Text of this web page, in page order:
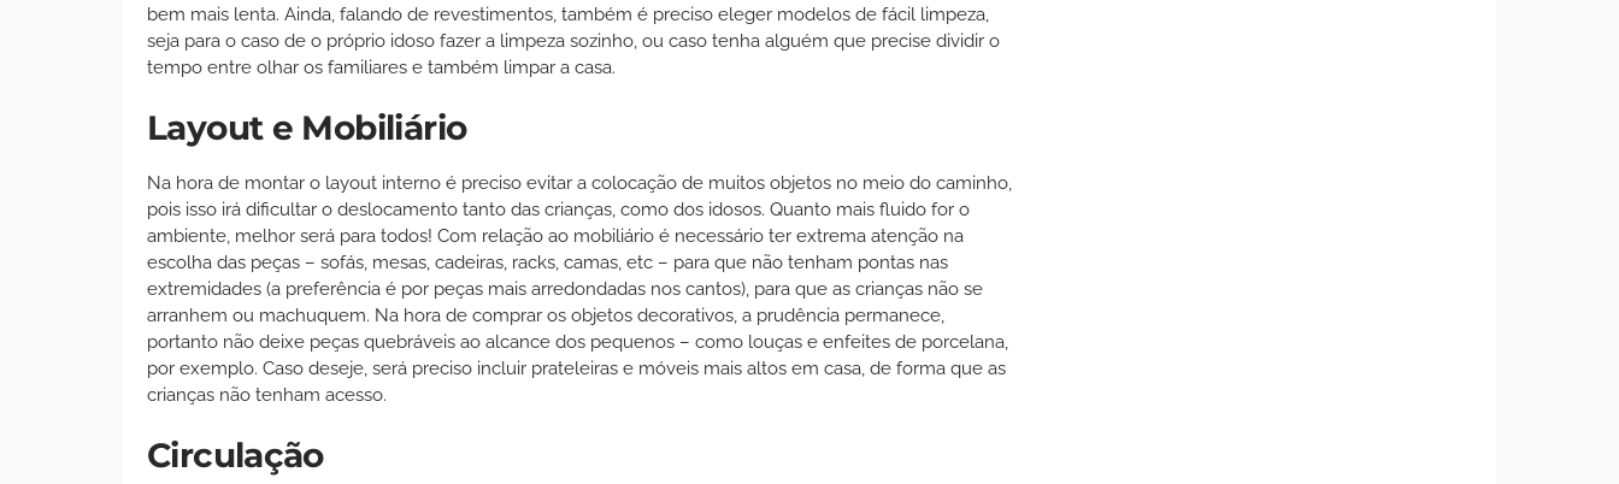
bem mais lenta. Ainda, falando de revestimentos, também é preciso eleger modelos de fácil limpeza,
seja para o caso de o próprio idoso fazer a limpeza sozinho, ou caso tenha alguém que precise dividir o
tempo entre olhar os familiares e também limpar a casa.
Layout e Mobiliário
Na hora de montar o layout interno é preciso evitar a colocação de muitos objetos no meio do caminho,
pois isso irá dificultar o deslocamento tanto das crianças, como dos idosos. Quanto mais fluido for o
ambiente, melhor será para todos! Com relação ao mobiliário é necessário ter extrema atenção na
escolha das peças – sofás, mesas, cadeiras, racks, camas, etc – para que não tenham pontas nas
extremidades (a preferência é por peças mais arredondadas nos cantos), para que as crianças não se
arranhem ou machuquem. Na hora de comprar os objetos decorativos, a prudência permanece,
portanto não deixe peças quebráveis ao alcance dos pequenos – como louças e enfeites de porcelana,
por exemplo. Caso deseje, será preciso incluir prateleiras e móveis mais altos em casa, de forma que as
crianças não tenham acesso.
Circulação